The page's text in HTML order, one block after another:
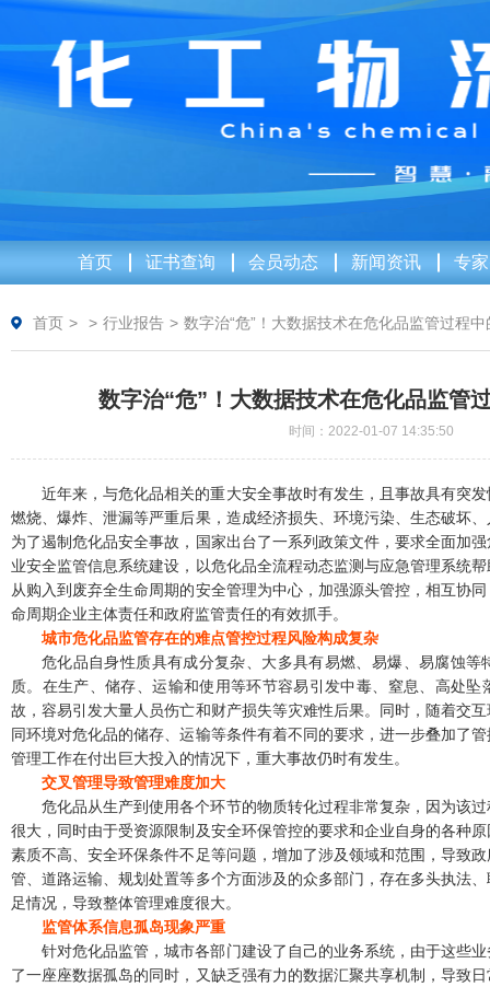
首页 证书查询 会员动态 新闻资讯 专
首页 > > 行业报告 > 数字治“危”！大数据技术在危化品监管过程
数字治“危”！大数据技术在危化品监管
时间：2022-01-07 14:35:50
近年来，与危化品相关的重大安全事故时有发生，且事故具有突
燃烧、爆炸、泄漏等严重后果，造成经济损失、环境污染、生态破坏
为了遏制危化品安全事故，国家出台了一系列政策文件，要求全面加
业安全监管信息系统建设，以危化品全流程动态监测与应急管理系统
从购入到废弃全生命周期的安全管理为中心，加强源头管控，相互协
命周期企业主体责任和政府监管责任的有效抓手。
城市危化品监管存在的难点管控过程风险构成复杂
危化品自身性质具有成分复杂、大多具有易燃、易爆、易腐蚀
质。在生产、储存、运输和使用等环节容易引发中毒、窒息、高处
故，容易引发大量人员伤亡和财产损失等灾难性后果。同时，随着交
同环境对危化品的储存、运输等条件有着不同的要求，进一步叠加了
管理工作在付出巨大投入的情况下，重大事故仍时有发生。
交叉管理导致管理难度加大
危化品从生产到使用各个环节的物质转化过程非常复杂，因为该
很大，同时由于受资源限制及安全环保管控的要求和企业自身的各种
素质不高、安全环保条件不足等问题，增加了涉及领域和范围，导致
管、道路运输、规划处置等多个方面涉及的众多部门，存在多头执法
足情况，导致整体管理难度很大。
监管体系信息孤岛现象严重
针对危化品监管，城市各部门建设了自己的业务系统，由于这些
了一座座数据孤岛的同时，又缺乏强有力的数据汇聚共享机制，导致